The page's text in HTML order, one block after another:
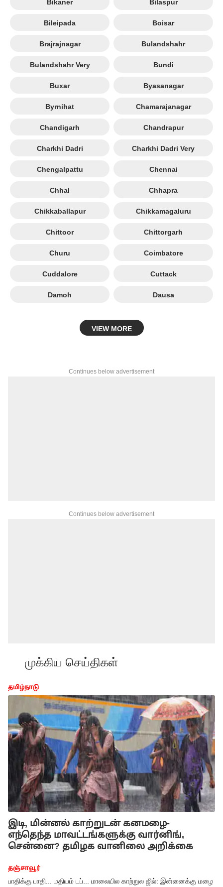
Bikaner Bilaspur
Bileipada Boisar
Brajrajnagar Bulandshahr
Bulandshahr Very Bundi
Buxar Byasanagar
Byrnihat Chamarajanagar
Chandigarh Chandrapur
Charkhi Dadri Charkhi Dadri Very
Chengalpattu Chennai
Chhal Chhapra
Chikkaballapur Chikkamagaluru
Chittoor Chittorgarh
Churu Coimbatore
Cuddalore Cuttack
Damoh Dausa
VIEW MORE
Continues below advertisement
Continues below advertisement
முக்கிய செய்திகள்
தமிழ்நாடு
இடி, மின்னல் காற்றுடன் கனமழை-
எந்தெந்த மாவட்டங்களுக்கு வார்னிங்,
சென்னை? தமிழக வானிலை அறிக்கை
தஞ்சாவூர்
பாதிக்கு பாதி... மதியம் டப்... மாலையில காற்றுல ஜில்: இன்னைக்கு மழை